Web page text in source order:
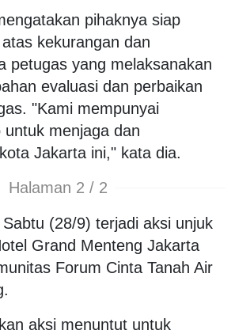
pihaknya siap
kekurangan dan
petugas yang melaksanakan
evaluasi dan perbaikan
"Kami mempunyai
menjaga dan
Jakarta ini," kata dia.
Halaman 2 / 2
(28/9) terjadi aksi unjuk
Grand Menteng Jakarta
Forum Cinta Tanah Air
aksi menuntut untuk